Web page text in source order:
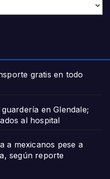
gratis en todo
en Glendale;
al hospital
a mexicanos pese a
según reporte